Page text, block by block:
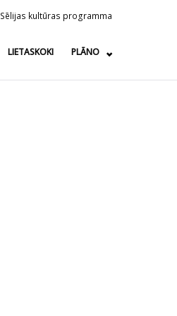
Sēlijas kultūras programma
LIETASKOKI PLĀNO